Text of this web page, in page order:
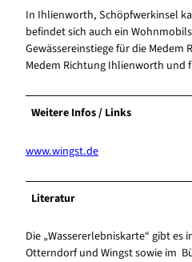
In Ihlienworth, Schöpfwerkinsel
befindet sich auch ein
Gewässereinstiege für die
Medem Richtung Ihlienworth und
Weitere Infos / Links
www.wingst.de
Literatur
Die „Wassererlebniskarte“ gibt
Otterndorf und Wingst sowie im